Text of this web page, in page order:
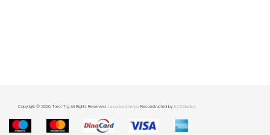
Copyright © 2026 Treći Trg All Rights Reserved. Uslovi korišćenja | Reconstructed byACDStudios